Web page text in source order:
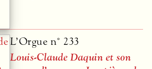
L’Orgue n° 233
Louis-Claude Daquin et son